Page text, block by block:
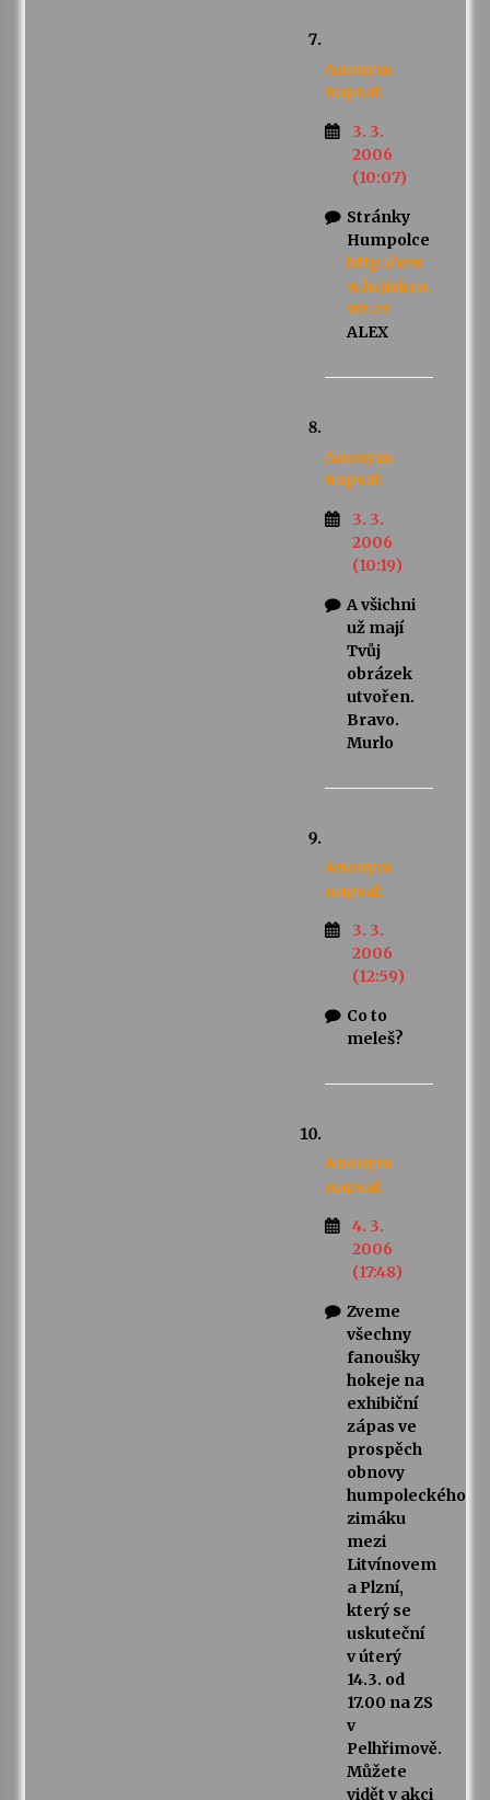
Anonym
napsal:
3. 3.
2006
(10:07)
Stránky
Humpolce
http://ww
w.hcjiskra.
wz.cz
ALEX
Anonym
napsal:
3. 3.
2006
(10:19)
A všichni
už mají
Tvůj
obrázek
utvořen.
Bravo.
Murlo
Anonym
napsal:
3. 3.
2006
(12:59)
Co to
meleš?
Anonym
napsal:
4. 3.
2006
(17:48)
Zveme
všechny
fanoušky
hokeje na
exhibiční
zápas ve
prospěch
obnovy
humpoleckého
zimáku
mezi
Litvínovem
a Plzní,
který se
uskuteční
v úterý
14.3. od
17.00 na ZS
v
Pelhřimově.
Můžete
vidět v akci